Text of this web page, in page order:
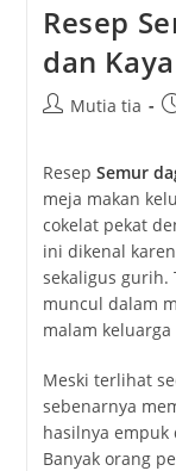
Resep
dan
PostMutia tia
Resep Semur
meja makan
cokelat pekat
ini dikenal
sekaligus gurih.
muncul dalam
malam keluarga
Meski terlihat
sebenarnya
hasilnya empuk
Banyak orang